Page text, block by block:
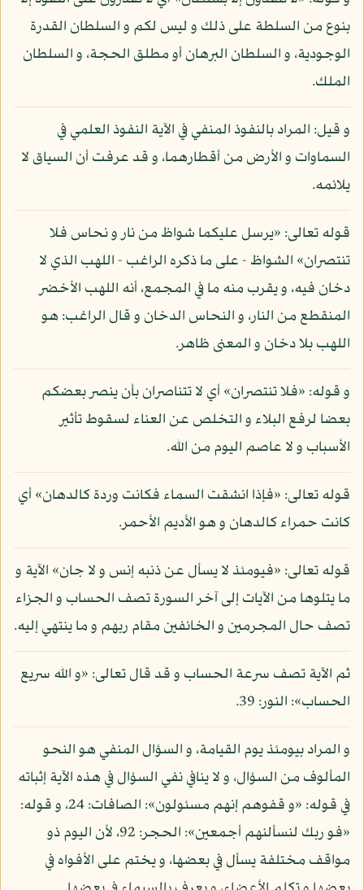
بنوع من السلطة على ذلك و ليس لكم و السلطان القدرة
الوجودية، و السلطان البرهان أو مطلق الحجة، و السلطان
الملك.
و قيل: المراد بالنفوذ المنفي في الآية النفوذ العلمي في
السماوات و الأرض من أقطارهما، و قد عرفت أن السياق لا
يلائمه.
قوله تعالى: «يرسل عليكما شواظ من نار و نحاس فلا
تنتصران» الشواظ - على ما ذكره الراغب - اللهب الذي لا
دخان فيه، و يقرب منه ما في المجمع، أنه اللهب الأخضر
المنقطع من النار، و النحاس الدخان و قال الراغب: هو
اللهب بلا دخان و المعنى ظاهر.
و قوله: «فلا تنتصران» أي لا تتناصران بأن ينصر بعضكم
بعضا لرفع البلاء و التخلص عن العناء لسقوط تأثير
الأسباب و لا عاصم اليوم من الله.
قوله تعالى: «فإذا انشقت السماء فكانت وردة كالدهان» أي
كانت حمراء كالدهان و هو الأديم الأحمر.
قوله تعالى: «فيومئذ لا يسأل عن ذنبه إنس و لا جان» الآية و
ما يتلوها من الآيات إلى آخر السورة تصف الحساب و الجزاء
تصف حال المجرمين و الخائفين مقام ربهم و ما ينتهي إليه.
ثم الآية تصف سرعة الحساب و قد قال تعالى: «و الله سريع
الحساب»: النور: 39.
و المراد بيومئذ يوم القيامة، و السؤال المنفي هو النحو
المألوف من السؤال، و لا ينافي نفي السؤال في هذه الآية إثباته
في قوله: «و قفوهم إنهم مسئولون»: الصافات: 24، و قوله:
«فو ربك لنسألنهم أجمعين»: الحجر: 92، لأن اليوم ذو
مواقف مختلفة يسأل في بعضها، و يختم على الأفواه في